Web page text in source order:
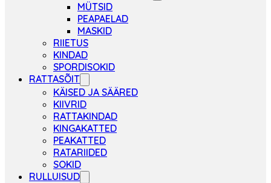
MÜTSID
PEAPAELAD
MASKID
RIIETUS
KINDAD
SPORDISOKID
RATTASÕIT
KÄISED JA SÄÄRED
KIIVRID
RATTAKINDAD
KINGAKATTED
PEAKATTED
RATARIIDED
SOKID
RULLUISUD